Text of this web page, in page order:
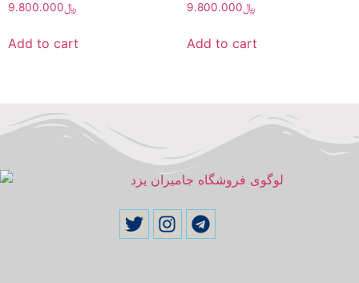
﷼9.800.000
Add to cart
﷼9.800.000
Add to cart